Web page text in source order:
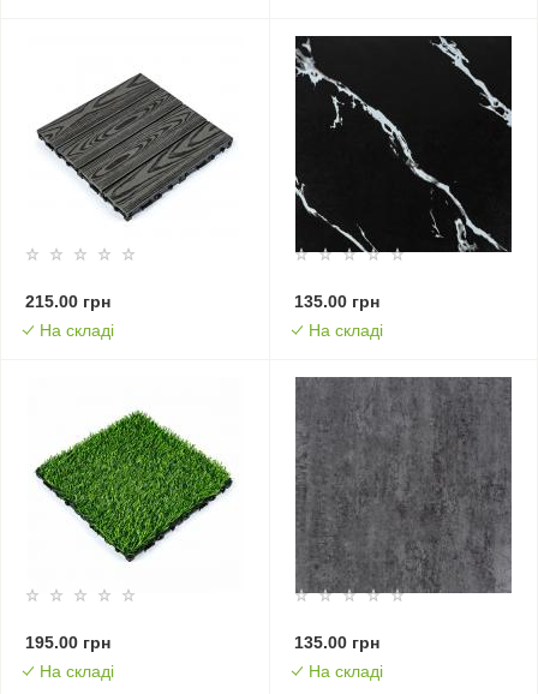
215.00 грн
На складі
135.00 грн
На складі
195.00 грн
На складі
135.00 грн
На складі